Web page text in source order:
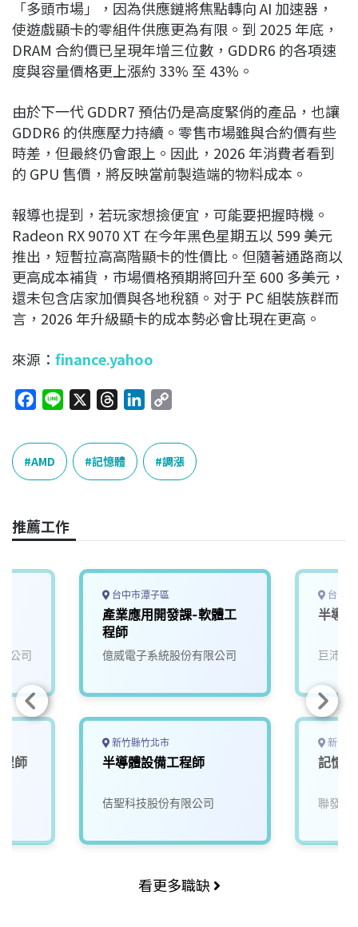
「多頭市場」，因為供應鏈將焦點轉向 AI 加速器，
使遊戲顯卡的零組件供應更為有限。到 2025 年底，
DRAM 合約價已呈現年增三位數，GDDR6 的各項速
度與容量價格更上漲約 33% 至 43%。
由於下一代 GDDR7 預估仍是高度緊俏的產品，也讓
GDDR6 的供應壓力持續。零售市場雖與合約價有些
時差，但最終仍會跟上。因此，2026 年消費者看到
的 GPU 售價，將反映當前製造端的物料成本。
報導也提到，若玩家想撿便宜，可能要把握時機。
Radeon RX 9070 XT 在今年黑色星期五以 599 美元
推出，短暫拉高高階顯卡的性價比。但隨著通路商以
更高成本補貨，市場價格預期將回升至 600 多美元，
還未包含店家加價與各地稅額。对于 PC 組裝族群而
言，2026 年升級顯卡的成本勢必會比現在更高。
來源： finance.yahoo
c
e
b
o
k
e
r
e
a
n
k
e
n
p
y
L
k
AMD 記憶體 調漲
推薦工作
公司
師
台中市潭子區
產業應用開發課-軟體工
程師
億威電子系統股份有限公司
新竹縣竹北市
半導體設備工程師
佶聖科技股份有限公司
台中
半導
巨沛股
新竹
記憶
聯發科
看更多職缺